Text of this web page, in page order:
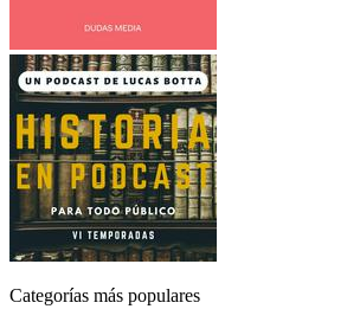
Categorías más populares